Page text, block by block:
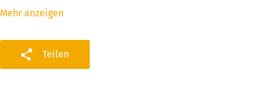
Mehr anzeigen
Teilen